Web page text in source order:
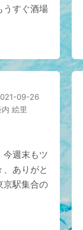
うすぐ酒場
09-26
内 絵里
今週末もツ
ありがと
京駅集合の